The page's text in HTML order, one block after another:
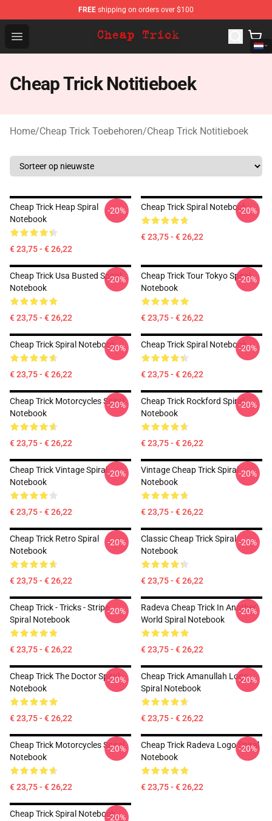
FREE shipping on orders over $100
Open menu
Cheap Trick Store - Official Cheap Trick Merchandise
Cheap Trick Notitieboek
Home/Cheap Trick Toebehoren/Cheap Trick Notitieboek
Cheap Trick Heap Spiral
Notebook
€ 23,75 - € 26,22
-20% Cheap Trick Spiral Notebook
€ 23,75 - € 26,22
-20%
Cheap Trick Usa Busted Spiral
Notebook
€ 23,75 - € 26,22
-20%
Cheap Trick Tour Tokyo Spiral
Notebook
€ 23,75 - € 26,22
-20%
Cheap Trick Spiral Notebook
€ 23,75 - € 26,22
-20% Cheap Trick Spiral Notebook
€ 23,75 - € 26,22
-20%
Cheap Trick Motorcycles Spiral
Notebook
€ 23,75 - € 26,22
-20%
Cheap Trick Rockford Spiral
Notebook
€ 23,75 - € 26,22
-20%
Cheap Trick Vintage Spiral
Notebook
€ 23,75 - € 26,22
-20%
Vintage Cheap Trick Spiral
Notebook
€ 23,75 - € 26,22
-20%
Cheap Trick Retro Spiral
Notebook
€ 23,75 - € 26,22
-20%
Classic Cheap Trick Spiral
Notebook
€ 23,75 - € 26,22
-20%
Cheap Trick - Tricks - Stripe
Spiral Notebook
€ 23,75 - € 26,22
-20%
Radeva Cheap Trick In Another
World Spiral Notebook
€ 23,75 - € 26,22
-20%
Cheap Trick The Doctor Spiral
Notebook
€ 23,75 - € 26,22
-20%
Cheap Trick Amanullah Logo
Spiral Notebook
€ 23,75 - € 26,22
-20%
Cheap Trick Motorcycles Spiral
Notebook
€ 23,75 - € 26,22
-20%
Cheap Trick Radeva Logo Spiral
Notebook
€ 23,75 - € 26,22
-20%
Cheap Trick Spiral Notebook-20%